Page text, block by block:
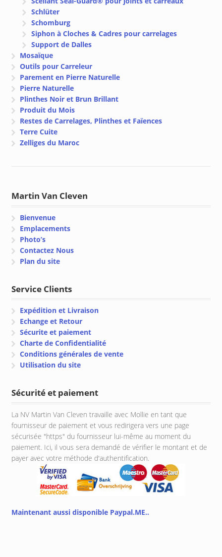
Schlüter
Schomburg
Siphon à Cloches & Cadres pour carrelages
Support de Dalles
Mosaïque
Outils pour Carreleur
Parement en Pierre Naturelle
Pierre Naturelle
Plinthes Noir et Brun Brillant
Produit du Mois
Restes de Carrelages, Plinthes et Faïences
Terre Cuite
Zelliges du Maroc
Martin Van Cleven
Bienvenue
Emplacements
Photo’s
Contactez Nous
Plan du site
Service Clients
Expédition et Livraison
Echange et Retour
Sécurite et paiement
Charte de Confidentialité
Conditions générales de vente
Utilisation du site
Sécurité et paiement
La NV Martin Van Cleven travaille avec Mollie en tant que
fournisseur de paiement et vous redirigera vers une page
sécurisée "https" du fournisseur lui-même au moment du
paiement. Ici, il vous sera demandé de vérifier le montant et de
payer avec votre méthode d'authentification.
Maintenant aussi disponible Paypal.ME..